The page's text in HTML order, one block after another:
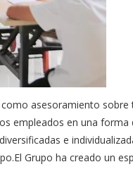
asesoramiento sobre
empleados en una forma
e
Grupo ha creado un